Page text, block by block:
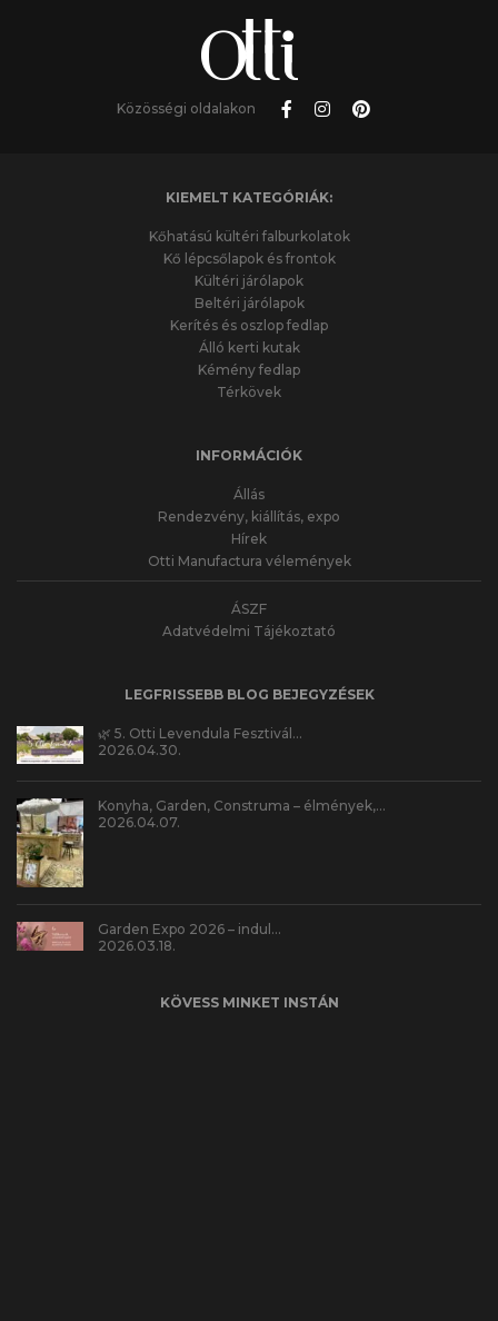
Közösségi oldalakon
KIEMELT KATEGÓRIÁK:
Kőhatású kültéri falburkolatok
Kő lépcsőlapok és frontok
Kültéri járólapok
Beltéri járólapok
Kerítés és oszlop fedlap
Álló kerti kutak
Kémény fedlap
Térkövek
INFORMÁCIÓK
Állás
Rendezvény, kiállítás, expo
Hírek
Otti Manufactura vélemények
ÁSZF
Adatvédelmi Tájékoztató
LEGFRISSEBB BLOG BEJEGYZÉSEK
🌿 5. Otti Levendula Fesztivál…
2026.04.30.
Konyha, Garden, Construma – élmények,…
2026.04.07.
Garden Expo 2026 – indul…
2026.03.18.
KÖVESS MINKET INSTÁN